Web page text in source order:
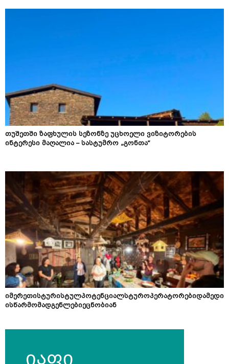
თუშეთში ზაფხულის სეზონზე უცხოელი ვიზიტორების
ინტერესი მაღალია – სასტუმრო „გონთა“
იმერეთისტურისტულპოტენციალსტუროპერატორებიდამედი
ისწარმომადგენლებიეცნობიან